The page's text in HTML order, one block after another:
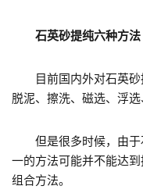
石英砂提纯六种方法
目前国内外对石英砂
脱泥、擦洗、磁选、浮选
但是很多时候，由于
一的方法可能并不能达
组合方法。